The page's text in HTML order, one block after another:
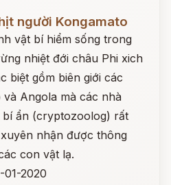
người Kongamato
vật bí hiểm sống trong
nhiệt đới châu Phi xich
biệt gồm biên giới các
và Angola mà các nhà
ẩn (cryptozoolog) rất
nhận được thông
con vật lạ.
01-2020